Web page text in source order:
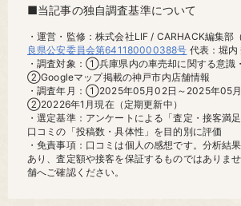
■当記事の独自調査基準について
・運営・監修：株式会社LIF / CARHACK編集部
良県公安委員会第641180000388号 代表：堀内
・調査対象：①兵庫県内の車売却に関する意識
②Googleマップ掲載の神戸市内店舗情報
・調査年月：①2025年05月02日～2025年05
②20226年1月現在（定期更新中）
・選定基準：アンケートによる「査定・接客満
口コミの「投稿数・具体性」を目的別に評価
・免責事項：口コミは個人の感想です。分析結
あり、査定額や接客を保証するものではありま
舗へご確認ください。